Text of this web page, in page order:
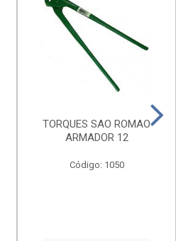
TORQUES SAO ROMAO
ARMADOR 12
Código: 1050